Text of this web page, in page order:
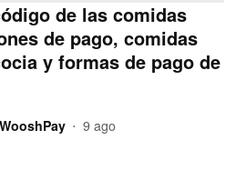
de las comidas
de pago, comidas
y formas de pago de
• 9 ago